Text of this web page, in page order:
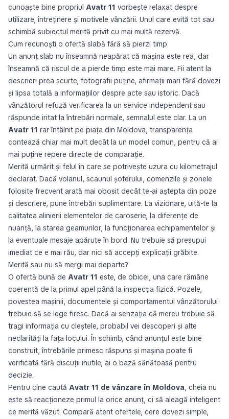
cunoaște bine propriul Avatr 11 vorbește relaxat despre
utilizare, întreținere și motivele vânzării. Unul care evită tot sau
schimbă subiectul merită privit cu mai multă rezervă.
Cum recunoști o ofertă slabă fără să pierzi timp
Un anunț slab nu înseamnă neapărat că mașina este rea, dar
înseamnă că riscul de a pierde timp este mai mare. Fii atent la
descrieri prea scurte, fotografii puține, afirmații mari fără dovezi
și lipsa totală a informațiilor despre acte sau istoric. Dacă
vânzătorul refuză verificarea la un service independent sau
răspunde iritat la întrebări normale, semnalul este clar. La un
Avatr 11 rar întâlnit pe piața din Moldova, transparența
contează chiar mai mult decât la un model comun, pentru că ai
mai puține repere directe de comparație.
Merită urmărit și felul în care se potrivește uzura cu kilometrajul
declarat. Dacă volanul, scaunul șoferului, comenzile și zonele
folosite frecvent arată mai obosit decât te-ai aștepta din poze
și descriere, pune întrebări suplimentare. La vizionare, uită-te la
calitatea alinierii elementelor de caroserie, la diferențe de
nuanță, la starea geamurilor, la funcționarea echipamentelor și
la eventuale mesaje apărute în bord. Nu trebuie să presupui
imediat ce e mai rău, dar nici să accepți explicații grăbite.
Merită sau nu să mergi mai departe?
O ofertă bună de Avatr 11 este, de obicei, una care rămâne
coerentă de la primul apel până la inspecția fizică. Pozele,
povestea mașinii, documentele și comportamentul vânzătorului
trebuie să se lege firesc. Dacă ai senzația că mereu trebuie să
tragi informația cu cleștele, probabil vei descoperi și alte
neclarități la fața locului. În schimb, când anunțul este bine
construit, întrebările primesc răspuns și mașina poate fi
verificată fără discuții inutile, ai o bază sănătoasă pentru
decizie.
Pentru cine caută Avatr 11 de vânzare în Moldova, cheia nu
este să reacționeze primul la orice anunț, ci să aleagă inteligent
ce merită văzut. Compară atent ofertele, cere dovezi simple,